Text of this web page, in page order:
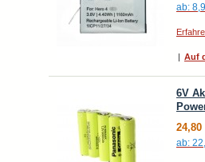
ab:
| Auf
6V
24,80
ab: